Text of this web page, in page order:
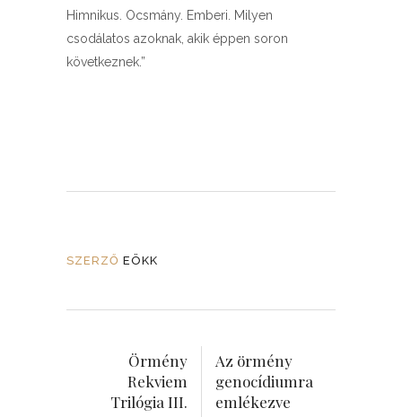
Himnikus. Ocsmány. Emberi. Milyen
csodálatos azoknak, akik éppen soron
következnek.”
SZERZŐ EÖKK
Örmény
Rekviem
Trilógia III.
Az örmény
genocídiumra
emlékezve